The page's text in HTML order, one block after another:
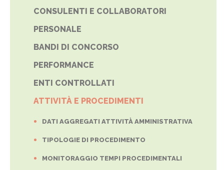
CONSULENTI E COLLABORATORI
PERSONALE
BANDI DI CONCORSO
PERFORMANCE
ENTI CONTROLLATI
ATTIVITÀ E PROCEDIMENTI
DATI AGGREGATI ATTIVITÀ AMMINISTRATIVA
TIPOLOGIE DI PROCEDIMENTO
MONITORAGGIO TEMPI PROCEDIMENTALI